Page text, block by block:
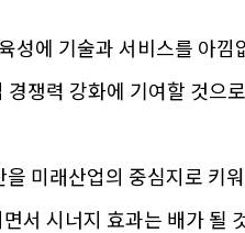
성에 기술과 서비스를 아낌
쟁력 강화에 기여할 것으
미래산업의 중심지로 키
서 시너지 효과는 배가 될